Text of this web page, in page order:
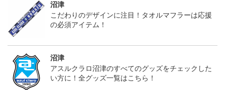
沼津
こだわりのデザインに注目！タオルマフラーは応援
の必須アイテム！
沼津
アスルクラロ沼津のすべてのグッズをチェックした
い方に！全グッズ一覧はこちら！